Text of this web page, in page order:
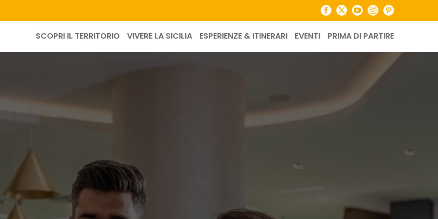
Facebook
X YouTubeInstagramPinterest
SCOPRI IL TERRITORIO VIVERE LA SICILIA ESPERIENZE & ITINERARI EVENTI PRIMA DI PARTIRE